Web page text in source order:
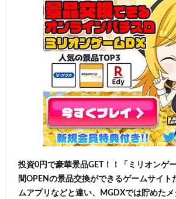
投資0円で豪華景品GET！！「ミリオンゲ
間OPENの景品交換ができるゲームサイト
ムアプリなどと違い、MGDXでは貯めたメ